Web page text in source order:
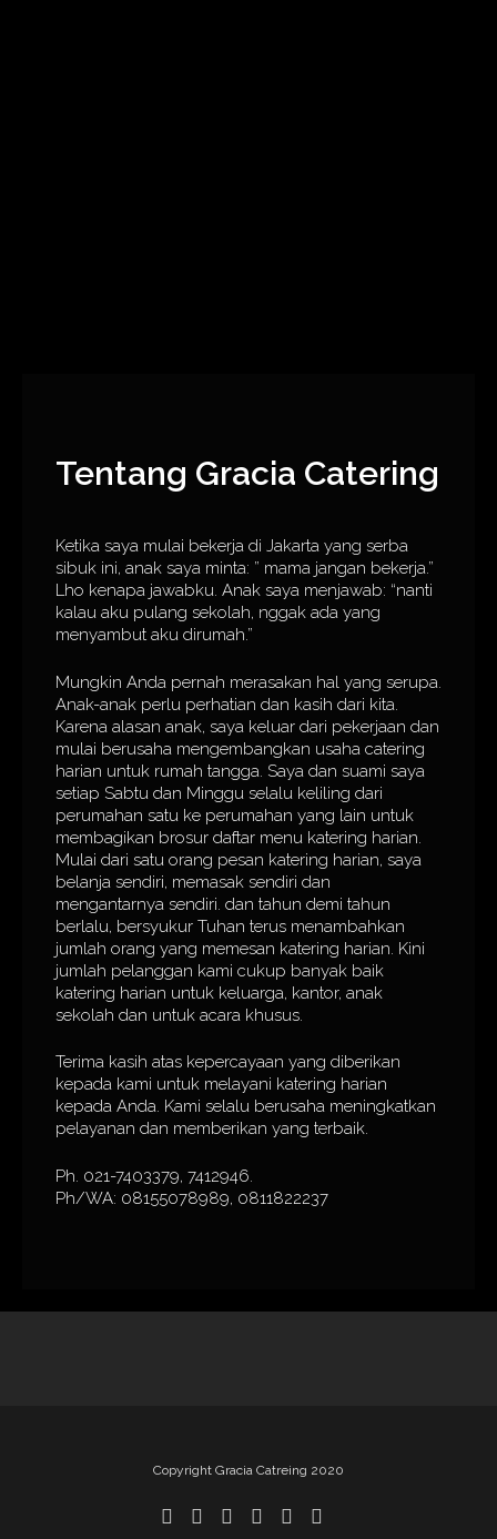
Tentang Gracia Catering
Ketika saya mulai bekerja di Jakarta yang serba
sibuk ini, anak saya minta: ” mama jangan bekerja.”
Lho kenapa jawabku. Anak saya menjawab: “nanti
kalau aku pulang sekolah, nggak ada yang
menyambut aku dirumah.”
Mungkin Anda pernah merasakan hal yang serupa.
Anak-anak perlu perhatian dan kasih dari kita.
Karena alasan anak, saya keluar dari pekerjaan dan
mulai berusaha mengembangkan usaha catering
harian untuk rumah tangga. Saya dan suami saya
setiap Sabtu dan Minggu selalu keliling dari
perumahan satu ke perumahan yang lain untuk
membagikan brosur daftar menu katering harian.
Mulai dari satu orang pesan katering harian, saya
belanja sendiri, memasak sendiri dan
mengantarnya sendiri. dan tahun demi tahun
berlalu, bersyukur Tuhan terus menambahkan
jumlah orang yang memesan katering harian. Kini
jumlah pelanggan kami cukup banyak baik
katering harian untuk keluarga, kantor, anak
sekolah dan untuk acara khusus.
Terima kasih atas kepercayaan yang diberikan
kepada kami untuk melayani katering harian
kepada Anda. Kami selalu berusaha meningkatkan
pelayanan dan memberikan yang terbaik.
Ph. 021-7403379, 7412946.
Ph/WA: 08155078989, 0811822237
Copyright Gracia Catreing 2020